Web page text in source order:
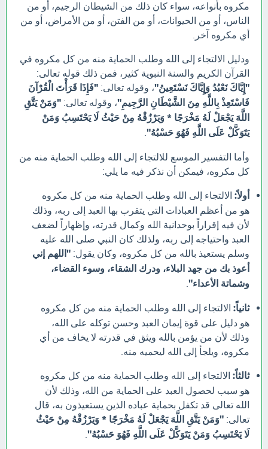
مكروه بأنواعه، سواء كان ذلك من الشيطان الرجيم، أو من
الناس، أو من الحيوانات، أو من الفتن، أو من الأمراض، أو من
أي مكروه آخر.
ودليل الالتجاء إلى الله وطلب الحماية منه من كل مكروه في
القرآن الكريم والسنة النبوية كثير، فمن ذلك قوله تعالى:
"إِيَّاكَ نَعْبُدُ وَإِيَّاكَ نَسْتَعِينُ"، وقوله تعالى: "فَإِذَا قَرَأْتَ الْقُرْآنَ
فَاسْتَعِذْ بِاللَّهِ مِنَ الشَّيْطَانِ الرَّجِيمِ"، وقوله تعالى: "وَمَنْ يَتَّقِ
اللَّهَ يَجْعَلْ لَهُ مَخْرَجًا * وَيَرْزُقْهُ مِنْ حَيْثُ لَا يَحْتَسِبُ وَمَنْ
يَتَوَكَّلْ عَلَى اللَّهِ فَهُوَ حَسْبُهُ"
وأما التفسير الموسع للالتجاء إلى الله وطلب الحماية منه من
كل مكروه، فيمكن أن نذكر فيه ما يلي:
أولاً: الالتجاء إلى الله وطلب الحماية منه من كل مكروه
هو من أعظم العبادات التي يتقرب بها العبد إلى ربه، وذلك
لأن فيه إقراراً بوحدانية الله وكمال قدرته، وإظهاراً لضعف
العبد واحتياجه إلى ربه، ولذلك كان النبي صلى الله عليه
وسلم يستعيذ بالله من كل مكروه، وكان يقول: "اللهم إني
أعوذ بك من جهد البلاء، ودرك الشقاء، وسوء القضاء،
وشماتة الأعداء"
ثانياً: الالتجاء إلى الله وطلب الحماية منه من كل مكروه
هو دليل على قوة إيمان العبد وحسن توكله على الله،
وذلك لأن من يؤمن بالله ويثق في قدرته لا يخاف من أي
مكروه، ويلجأ إلى الله ليحميه منه.
ثالثاً: الالتجاء إلى الله وطلب الحماية منه من كل مكروه
هو سبب لحصول العبد على الحماية من الله، وذلك لأن
الله تعالى قد تكفل بحماية عباده الذين يستعيذون به، قال
تعالى: "وَمَنْ يَتَّقِ اللَّهَ يَجْعَلْ لَهُ مَخْرَجًا * وَيَرْزُقْهُ مِنْ حَيْثُ
لَا يَحْتَسِبُ وَمَنْ يَتَوَكَّلْ عَلَى اللَّهِ فَهُوَ حَسْبُهُ"